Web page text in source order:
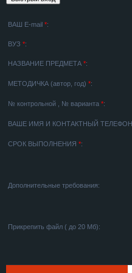
ВАШ E-mail *:
ВУЗ *:
НАЗВАНИЕ ПРЕДМЕТА *:
МЕТОДИЧКА (автор, год) *:
№ контрольной , № варианта *:
ВАШЕ ИМЯ И КОНТАКТНЫЙ ТЕЛЕФОН
СРОК ВЫПОЛНЕНИЯ *:
Дополнительные требования:
Прикрепить файл ( до 20 Мб):